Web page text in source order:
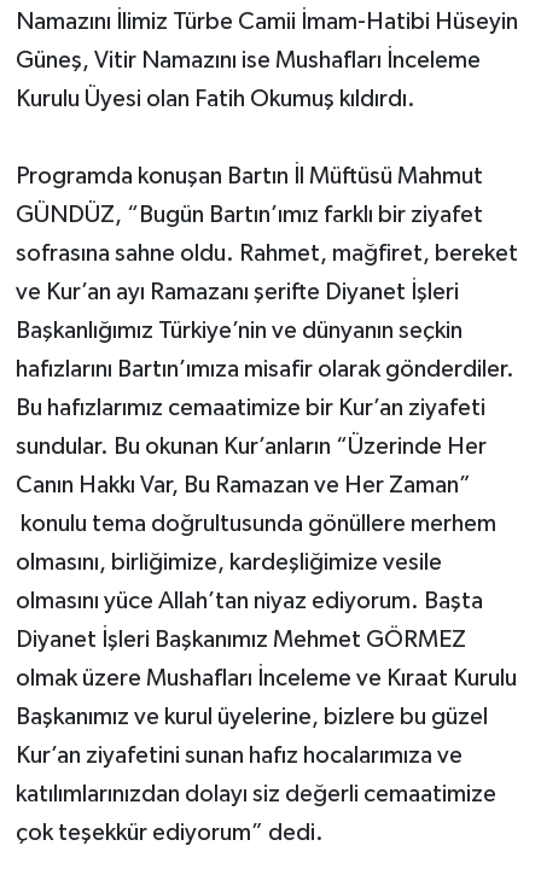
Namazını İlimiz Türbe Camii İmam-Hatibi Hüseyin
Güneş, Vitir Namazını ise Mushafları İnceleme
Kurulu Üyesi olan Fatih Okumuş kıldırdı.
Programda konuşan Bartın İl Müftüsü Mahmut
GÜNDÜZ, “Bugün Bartın’ımız farklı bir ziyafet
sofrasına sahne oldu. Rahmet, mağfiret, bereket
ve Kur’an ayı Ramazanı şerifte Diyanet İşleri
Başkanlığımız Türkiye’nin ve dünyanın seçkin
hafızlarını Bartın’ımıza misafir olarak gönderdiler.
Bu hafızlarımız cemaatimize bir Kur’an ziyafeti
sundular. Bu okunan Kur’anların “Üzerinde Her
Canın Hakkı Var, Bu Ramazan ve Her Zaman”
konulu tema doğrultusunda gönüllere merhem
olmasını, birliğimize, kardeşliğimize vesile
olmasını yüce Allah’tan niyaz ediyorum. Başta
Diyanet İşleri Başkanımız Mehmet GÖRMEZ
olmak üzere Mushafları İnceleme ve Kıraat Kurulu
Başkanımız ve kurul üyelerine, bizlere bu güzel
Kur’an ziyafetini sunan hafız hocalarımıza ve
katılımlarınızdan dolayı siz değerli cemaatimize
çok teşekkür ediyorum” dedi.